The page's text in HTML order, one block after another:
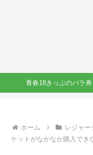
青春18きっぷのバラ
ホーム レジャー
ケットがなかなか購入でき